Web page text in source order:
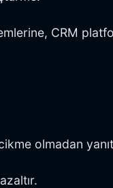
CRM
olmadan